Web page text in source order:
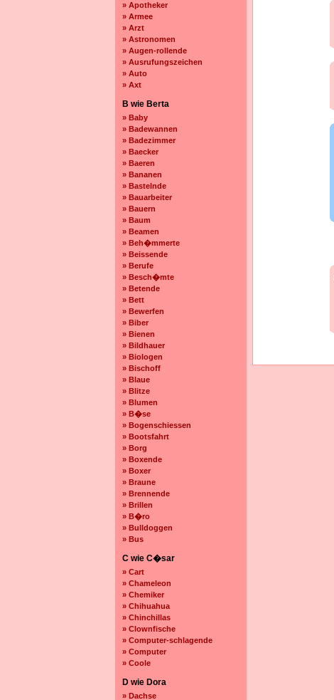
» Apotheker
» Armee
» Arzt
» Astronomen
» Augen-rollende
» Ausrufungszeichen
» Auto
» Axt
B wie Berta
» Baby
» Badewannen
» Badezimmer
» Baecker
» Baeren
» Bananen
» Bastelnde
» Bauarbeiter
» Bauern
» Baum
» Beamen
» Beh�mmerte
» Beissende
» Berufe
» Besch�mte
» Betende
» Bett
» Bewerfen
» Biber
» Bienen
» Bildhauer
» Biologen
» Bischoff
» Blaue
» Blitze
» Blumen
» B�se
» Bogenschiessen
» Bootsfahrt
» Borg
» Boxende
» Boxer
» Braune
» Brennende
» Brillen
» B�ro
» Bulldoggen
» Bus
C wie C�sar
» Cart
» Chameleon
» Chemiker
» Chihuahua
» Chinchillas
» Clownfische
» Computer-schlagende
» Computer
» Coole
D wie Dora
» Dachse